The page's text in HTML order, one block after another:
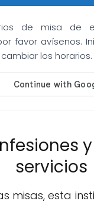
de misa de
favor avísenos.
los horarios.
servicios
misas, esta